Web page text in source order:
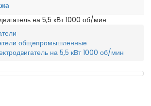
на 5,5 кВт 1000 об/мин
общепромышленные
на 5,5 кВт 1000 об/мин